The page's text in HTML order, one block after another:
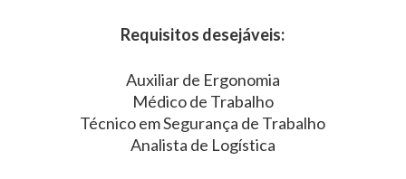
Requisitos desejáveis:
Auxiliar de Ergonomia
Médico de Trabalho
Técnico em Segurança de Trabalho
Analista de Logística